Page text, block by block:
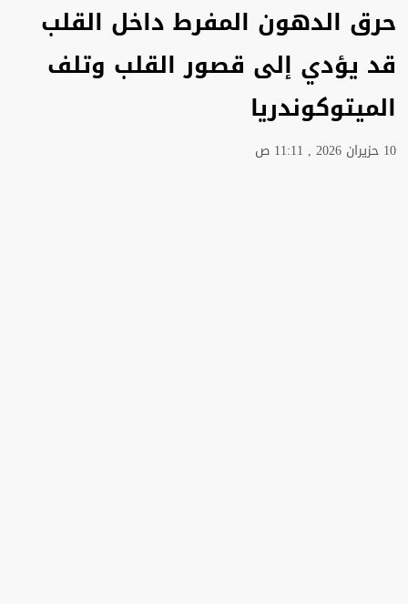
حرق الدهون المفرط داخل القلب
قد يؤدي إلى قصور القلب وتلف
الميتوكوندريا
10 حزيران 2026 , 11:11 ص